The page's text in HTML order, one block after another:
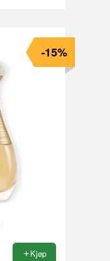
-15%
Kjøp